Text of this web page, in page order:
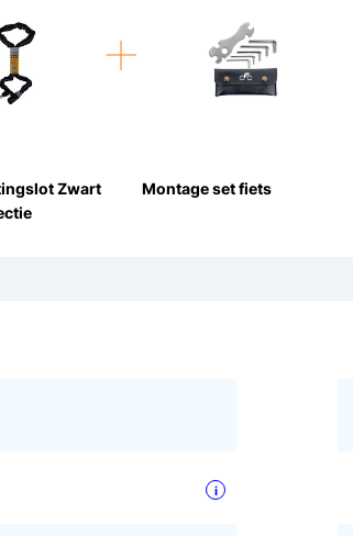
Zwart
Montage set fiets
i